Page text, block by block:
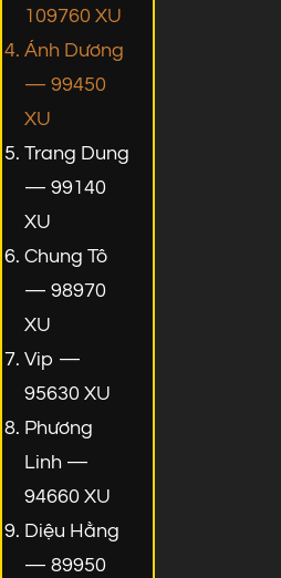
109760 XU
Ánh Dương
— 99450
XU
Trang Dung
— 99140
XU
Chung Tô
— 98970
XU
Vip —
95630 XU
Phương
Linh —
94660 XU
Diệu Hằng
— 89950